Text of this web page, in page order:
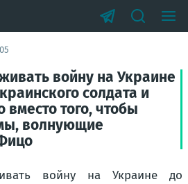
войну на Украине
солдата и
вместо того, чтобы
волнующие
войну на Украине до